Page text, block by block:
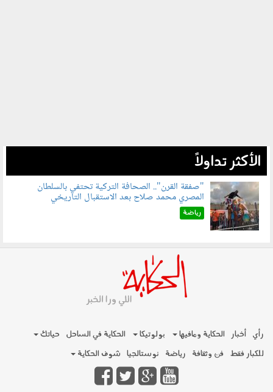
الأكثر تداولاً
070801.jpg
"صفقة القرن".. الصحافة التركية تحتفي بالسلطان
المصري محمد صلاح بعد الاستقبال التاريخي
رياضة
رأي أخبار الحكاية ومافيها بولوتيكا الحكاية في الساحل
حياتك
للكبار فقط فن وثقافة رياضة نوستالجيا شوف الحكاية